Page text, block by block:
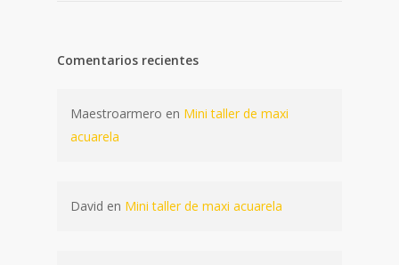
Comentarios recientes
Maestroarmero en Mini taller de maxi
acuarela
David en Mini taller de maxi acuarela